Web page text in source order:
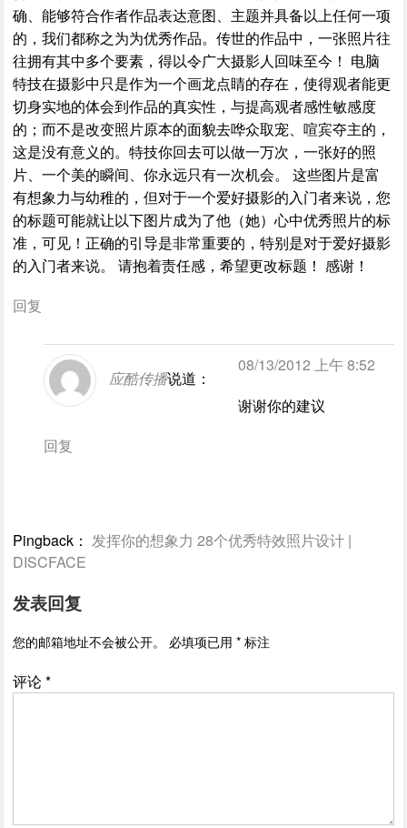
确、能够符合作者作品表达意图、主题并具备以上任何一项
的，我们都称之为为优秀作品。传世的作品中，一张照片往
往拥有其中多个要素，得以令广大摄影人回味至今！ 电脑
特技在摄影中只是作为一个画龙点睛的存在，使得观者能更
切身实地的体会到作品的真实性，与提高观者感性敏感度
的；而不是改变照片原本的面貌去哗众取宠、喧宾夺主的，
这是没有意义的。特技你回去可以做一万次，一张好的照
片、一个美的瞬间、你永远只有一次机会。 这些图片是富
有想象力与幼稚的，但对于一个爱好摄影的入门者来说，您
的标题可能就让以下图片成为了他（她）心中优秀照片的标
准，可见！正确的引导是非常重要的，特别是对于爱好摄影
的入门者来说。 请抱着责任感，希望更改标题！ 感谢！
回复
应酷传播说道：
08/13/2012 上午 8:52
谢谢你的建议
回复
Pingback： 发挥你的想象力 28个优秀特效照片设计 |
DISCFACE
发表回复
您的邮箱地址不会被公开。 必填项已用* 标注
评论*